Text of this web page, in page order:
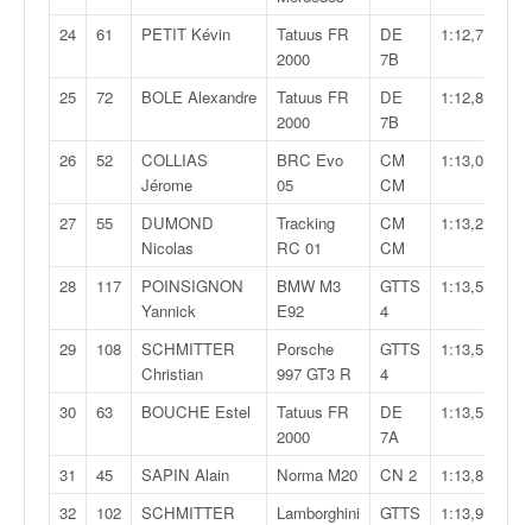
24 61 PETIT Kévin
Tatuus FR
2000
DE
7B
1:12,706
25 72 BOLE Alexandre
Tatuus FR
2000
DE
7B
1:12,872
26 52
COLLIAS
Jérome
BRC Evo
05
CM
CM
1:13,000
27 55
DUMOND
Nicolas
Tracking
RC 01
CM
CM
1:13,206
28 117
POINSIGNON
Yannick
BMW M3
E92
GTTS
4
1:13,574
29 108
SCHMITTER
Christian
Porsche
997 GT3 R
GTTS
4
1:13,594
30 63 BOUCHE Estel
Tatuus FR
2000
DE
7A
1:13,597
31 45 SAPIN Alain Norma M20 CN 2
1:13,886
32
102
SCHMITTER
Lamborghini
GTTS
1:13,971